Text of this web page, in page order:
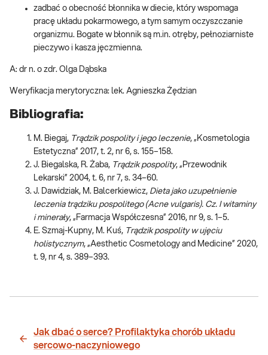
zadbać o obecność błonnika w diecie, który wspomaga
pracę układu pokarmowego, a tym samym oczyszczanie
organizmu. Bogate w błonnik są m.in. otręby, pełnoziarniste
pieczywo i kasza jęczmienna.
A: dr n. o zdr. Olga Dąbska
Weryfikacja merytoryczna: lek. Agnieszka Żędzian
Bibliografia:
M. Biegaj, Trądzik pospolity i jego leczenie, „Kosmetologia
Estetyczna” 2017, t. 2, nr 6, s. 155–158.
J. Biegalska, R. Żaba, Trądzik pospolity, „Przewodnik
Lekarski” 2004, t. 6, nr 7, s. 34–60.
J. Dawidziak, M. Balcerkiewicz, Dieta jako uzupełnienie
leczenia trądziku pospolitego (Acne vulgaris). Cz. I witaminy
i minerały, „Farmacja Współczesna” 2016, nr 9, s. 1–5.
E. Szmaj-Kupny, M. Kuś, Trądzik pospolity w ujęciu
holistycznym, „Aesthetic Cosmetology and Medicine” 2020,
t. 9, nr 4, s. 389–393.
Jak dbać o serce? Profilaktyka chorób układu
sercowo-naczyniowego